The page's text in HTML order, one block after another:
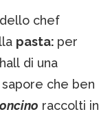
chef
pasta: per
di una
che ben
raccolti in